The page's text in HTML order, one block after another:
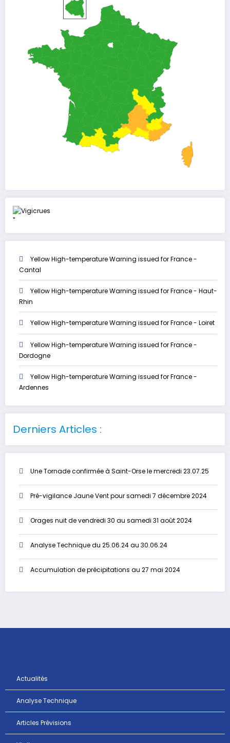
"
Yellow High-temperature Warning issued for France -
Cantal
Yellow High-temperature Warning issued for France - Haut-
Rhin
Yellow High-temperature Warning issued for France - Loiret
Yellow High-temperature Warning issued for France -
Dordogne
Yellow High-temperature Warning issued for France -
Ardennes
Derniers Articles :
Une Tornade confirmée à Saint-Orse le mercredi 23.07.25
Pré-vigilance Jaune Vent pour samedi 7 décembre 2024
Orages nuit de vendredi 30 au samedi 31 août 2024
Analyse Technique du 25.06.24 au 30.06.24
Accumulation de précipitations au 27 mai 2024
Actualités
Analyse Technique
Articles Prévisions